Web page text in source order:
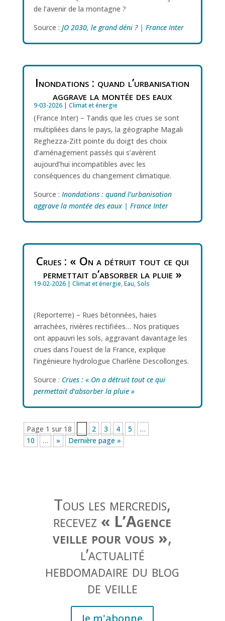
de l’avenir de la montagne ?
Source : JO 2030, le grand déni ? | France Inter
Inondations : quand l’urbanisation
aggrave la montée des eaux
9-03-2026| Climat et énergie
(France Inter) – Tandis que les crues se sont
multipliées dans le pays, la géographe Magali
Reghezza-Zitt pointe du doigt des choix
d’aménagement passés qui s’avèrent
aujourd’hui incompatibles avec les
conséquences du changement climatique.
Source : Inondations : quand l’urbanisation
aggrave la montée des eaux | France Inter
Crues : « On a détruit tout ce qui
permettait d’absorber la pluie »
19-02-2026| Climat et énergie,Eau,Sols
(Reporterre) – Rues bétonnées, haies
arrachées, rivières rectifiées… Nos pratiques
ont appauvri les sols, aggravant davantage les
crues dans l’ouest de la France, explique
l’ingénieure hydrologue Charlène Descollonges.
Source : Crues : « On a détruit tout ce qui
permettait d’absorber la pluie »
Page 1 sur 18 2 3 4 5
…
10
… » Dernière page »
Tous les mercredis,
recevez « L’Agence
veille pour vous »,
l’actualité
hebdomadaire du blog
de veille